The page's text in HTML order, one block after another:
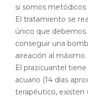
si somos
El tratamiento se
único que debemos
conseguir una
aireación al máximo.
El prazicuantel
acuario (14 días
terapéutico, existen